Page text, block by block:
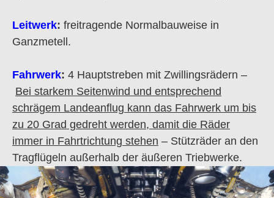
Leitwerk: freitragende Normalbauweise in
Ganzmetell.
Fahrwerk: 4 Hauptstreben mit Zwillingsrädern –
Bei starkem Seitenwind und entsprechend
schrägem Landeanflug kann das Fahrwerk um bis
zu 20 Grad gedreht werden, damit die Räder
immer in Fahrtrichtung stehen – Stützräder an den
Tragflügeln außerhalb der äußeren Triebwerke.